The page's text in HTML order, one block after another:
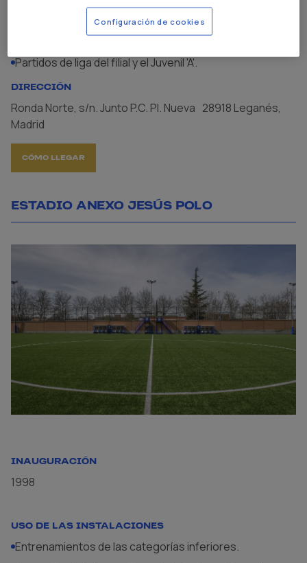
Entrenamientos del primer equipo, filial, Juvenil 'A' y
senior femenino.
Partidos de liga del filial y el Juvenil 'A'.
DIRECCIÓN
Ronda Norte, s/n. Junto P.C. Pl. Nueva 28918 Leganés,
Madrid
CÓMO LLEGAR
ESTADIO ANEXO JESÚS POLO
INAUGURACIÓN
1998
USO DE LAS INSTALACIONES
Entrenamientos de las categorías inferiores.
Configuración de cookies